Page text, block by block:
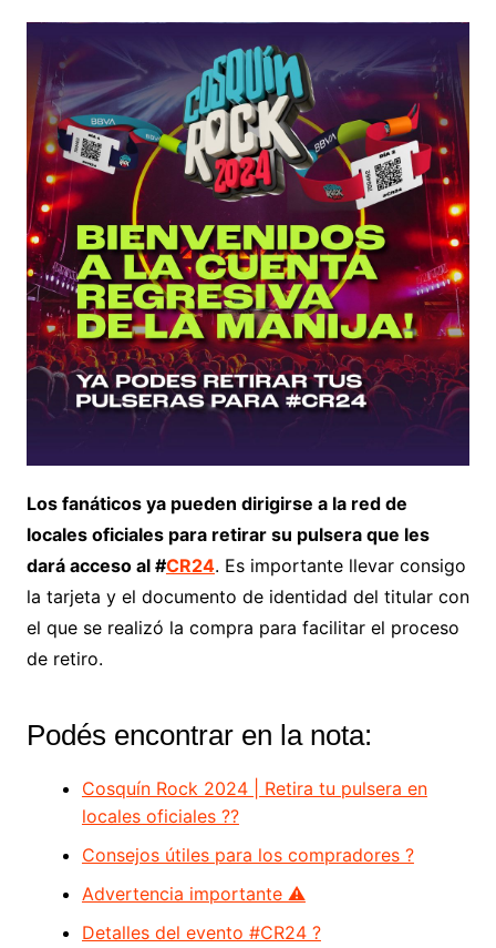
Los fanáticos ya pueden dirigirse a la red de
locales oficiales para retirar su pulsera que les
dará acceso al #CR24. Es importante llevar consigo
la tarjeta y el documento de identidad del titular con
el que se realizó la compra para facilitar el proceso
de retiro.
Podés encontrar en la nota:
Cosquín Rock 2024 | Retira tu pulsera en
locales oficiales ??
Consejos útiles para los compradores ?
Advertencia importante ⚠
Detalles del evento #CR24 ?